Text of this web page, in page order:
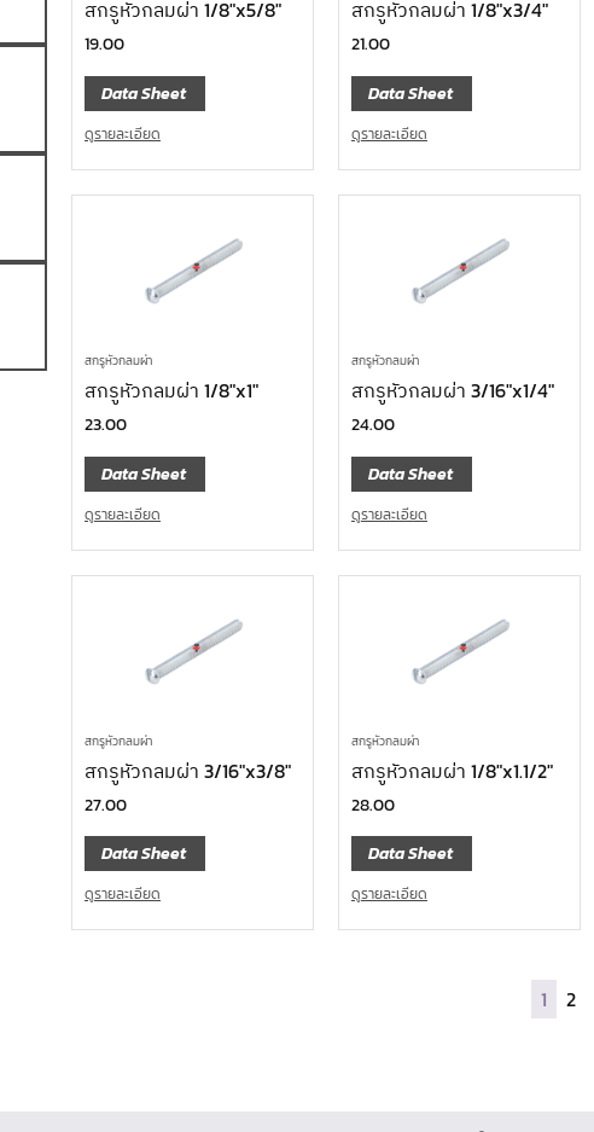
สกรูหัวกลมผ่า 1/8″x5/8″
19.00
Data Sheet
ดูรายละเอียด
สกรูหัวกลมผ่า 1/8″x3/4″
21.00
Data Sheet
ดูรายละเอียด
สกรูหัวกลมผ่า
สกรูหัวกลมผ่า 1/8″x1″
23.00
Data Sheet
ดูรายละเอียด
สกรูหัวกลมผ่า
สกรูหัวกลมผ่า 3/16″x1/4″
24.00
Data Sheet
ดูรายละเอียด
สกรูหัวกลมผ่า
สกรูหัวกลมผ่า 3/16″x3/8″
27.00
Data Sheet
ดูรายละเอียด
สกรูหัวกลมผ่า
สกรูหัวกลมผ่า 1/8″x1.1/2″
28.00
Data Sheet
ดูรายละเอียด
1 2